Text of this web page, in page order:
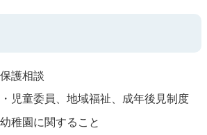
護相談
児童委員、地域福祉、成年後見制度
稚園に関すること